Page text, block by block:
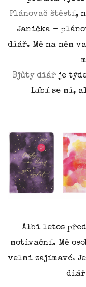
Plánovač štěstí,
Janička -
diář. Mě na něm
Bjůty diářje
Líbí se mi,
Albi letos
motivační. Mě
velmi zajímavé.